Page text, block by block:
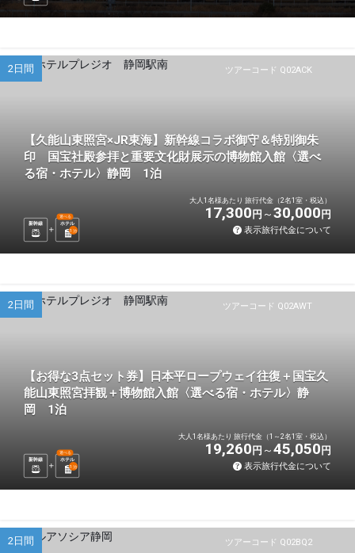
ツアーコード Q02ACK
2日間
【久能山東照宮×JR東海】新幹線コラボ御守＆特別御朱
印 国宝社殿参拝と重要文化財展示の博物館入館〈選べ
る宿・ホテル〉静岡 1泊
新幹線 ホテル
選べる
1 泊
大人1名様あたり 旅行代金（2名1室・税込）
17,300円 30,000円
表示旅行代金について
ツアーコード Q02AWT
2日間
【お得な3点セット券】日本平ロープウェイ往復＋国宝久
能山東照宮拝観＋博物館入館〈選べる宿・ホテル〉静
岡 1泊
新幹線 ホテル
選べる
1 泊
大人1名様あたり 旅行代金（1～2名1室・税込）
19,260円 45,050円
表示旅行代金について
ツアーコード Q02BQ2
2日間